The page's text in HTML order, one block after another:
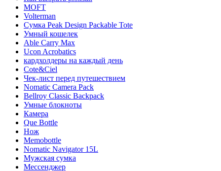
MOFT
Volterman
Сумка Peak Design Packable Tote
Умный кошелек
Able Carry Max
Ucon Acrobatics
кардхолдеры на каждый день
Cote&Ciel
Чек-лист перед путешествием
Nomatic Camera Pack
Bellroy Classic Backpack
Умные блокноты
Камера
Que Bottle
Нож
Memobottle
Nomatic Navigator 15L
Мужская сумка
Мессенджер